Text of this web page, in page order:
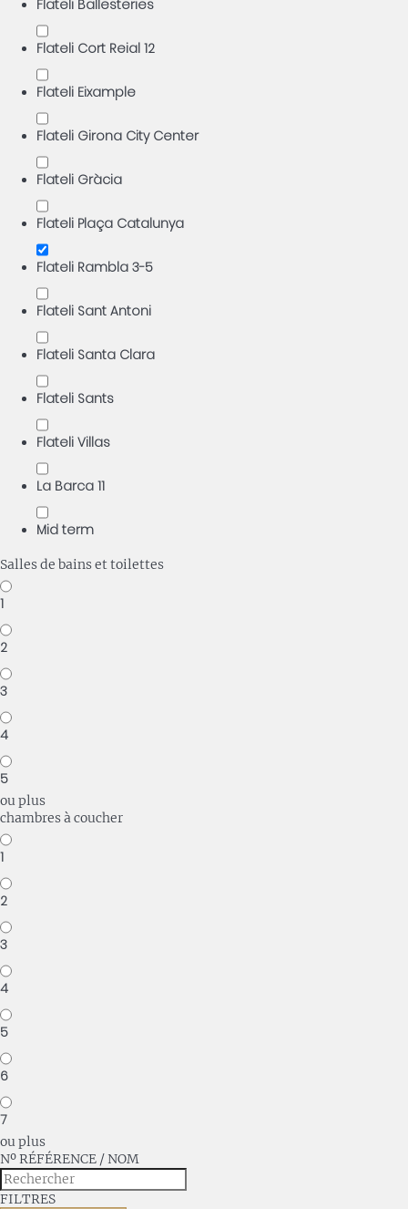
Flateli Ballesteries
Flateli Cort Reial 12
Flateli Eixample
Flateli Girona City Center
Flateli Gràcia
Flateli Plaça Catalunya
Flateli Rambla 3-5
Flateli Sant Antoni
Flateli Santa Clara
Flateli Sants
Flateli Villas
La Barca 11
Mid term
Salles de bains et toilettes
1
2
3
4
5
ou plus
chambres à coucher
1
2
3
4
5
6
7
ou plus
Nº RÉFÉRENCE / NOM
FILTRES